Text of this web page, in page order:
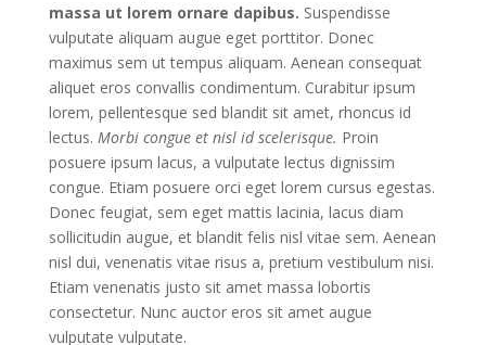
massa ut lorem ornare dapibus. Suspendisse
vulputate aliquam augue eget porttitor. Donec
maximus sem ut tempus aliquam. Aenean consequat
aliquet eros convallis condimentum. Curabitur ipsum
lorem, pellentesque sed blandit sit amet, rhoncus id
lectus. Morbi congue et nisl id scelerisque. Proin
posuere ipsum lacus, a vulputate lectus dignissim
congue. Etiam posuere orci eget lorem cursus egestas.
Donec feugiat, sem eget mattis lacinia, lacus diam
sollicitudin augue, et blandit felis nisl vitae sem. Aenean
nisl dui, venenatis vitae risus a, pretium vestibulum nisi.
Etiam venenatis justo sit amet massa lobortis
consectetur. Nunc auctor eros sit amet augue
vulputate vulputate.